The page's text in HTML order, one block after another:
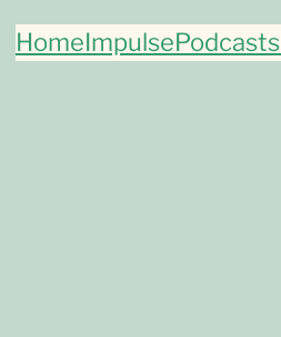
HomeImpulsePodcasts